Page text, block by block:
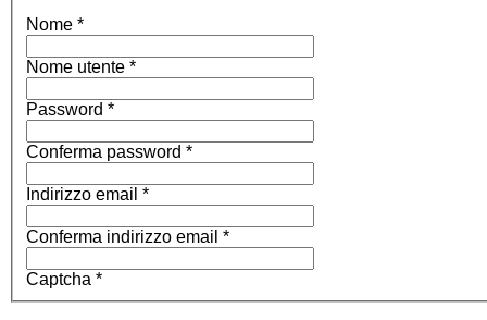
Nome *
Nome utente *
Password *
Conferma password *
Indirizzo email *
Conferma indirizzo email *
Captcha *